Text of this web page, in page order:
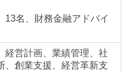
不利）判定
紹介
ナー
名、財務金融アドバイ
経営計画、業績管理、社
、創業支援、経営革新支